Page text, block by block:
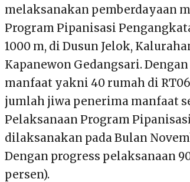
melaksanakan pemberdayaan
Program Pipanisasi
1000 m, di Dusun Jelok,
Kapanewon Gedangsari.
manfaat yakni 40 rumah di
jumlah jiwa penerima manfaat
Pelaksanaan Program
dilaksanakan pada Bulan
Dengan progress pelaksanaan
persen).